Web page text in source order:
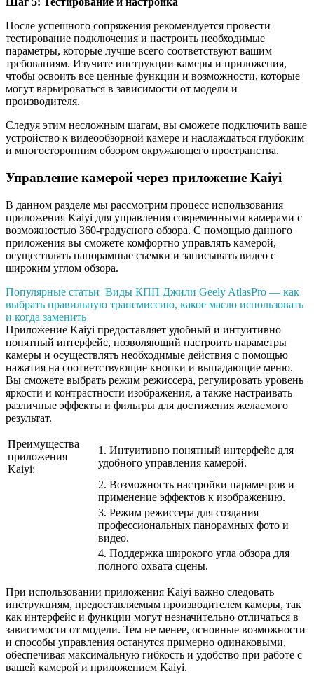
После успешного сопряжения рекомендуется провести
тестирование подключения и настроить необходимые
параметры, которые лучше всего соответствуют вашим
требованиям. Изучите инструкции камеры и приложения,
чтобы освоить все ценные функции и возможности, которые
могут варьироваться в зависимости от модели и
производителя.
Следуя этим несложным шагам, вы сможете подключить ваше
устройство к видеообзорной камере и наслаждаться глубоким
и многосторонним обзором окружающего пространства.
Управление камерой через приложение Kaiyi
В данном разделе мы рассмотрим процесс использования
приложения Kaiyi для управления современными камерами с
возможностью 360-градусного обзора. С помощью данного
приложения вы сможете комфортно управлять камерой,
осуществлять панорамные съемки и записывать видео с
широким углом обзора.
Популярные статьи Виды КПП Джили Geely AtlasPro — как
выбрать правильную трансмиссию, какое масло использовать
и когда заменить
Приложение Kaiyi предоставляет удобный и интуитивно
понятный интерфейс, позволяющий настроить параметры
камеры и осуществлять необходимые действия с помощью
нажатия на соответствующие кнопки и выпадающие меню.
Вы сможете выбрать режим режиссера, регулировать уровень
яркости и контрастности изображения, а также настраивать
различные эффекты и фильтры для достижения желаемого
результат.
Преимущества
приложения
Kaiyi:
1. Интуитивно понятный интерфейс для
удобного управления камерой.
2. Возможность настройки параметров и
применение эффектов к изображению.
3. Режим режиссера для создания
профессиональных панорамных фото и
видео.
4. Поддержка широкого угла обзора для
полного охвата сцены.
При использовании приложения Kaiyi важно следовать
инструкциям, предоставляемым производителем камеры, так
как интерфейс и функции могут незначительно отличаться в
зависимости от модели. Тем не менее, основные возможности
и способы управления останутся примерно одинаковыми,
обеспечивая максимальную гибкость и удобство при работе с
вашей камерой и приложением Kaiyi.